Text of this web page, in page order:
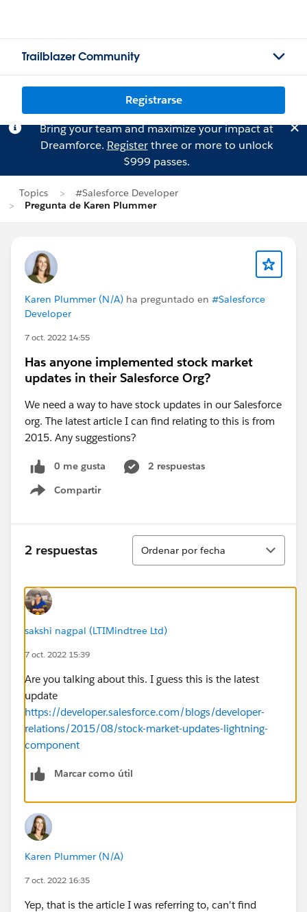
Trailblazer Community
Registrarse
Bring your team and maximize your impact at
Dreamforce. Registerthree or more to unlock
$999 passes.
Topics
#Salesforce Developer
Pregunta de Karen Plummer
Karen Plummer (N/A) ha preguntado en #Salesforce
Developer
7 oct. 2022 14:55
Has anyone implemented stock market
updates in their Salesforce Org?
We need a way to have stock updates in our Salesforce
org. The latest article I can find relating to this is from
2015. Any suggestions?
0 me gusta
2 respuestas
Compartir
Show menu
2 respuestas
Ordenar
Ordenar por fecha
sakshi nagpal (LTIMindtree Ltd)
7 oct. 2022 15:39
Are you talking about this. I guess this is the latest
update
https://developer.salesforce.com/blogs/developer-
relations/2015/08/stock-market-updates-lightning-
component
Marcar como útil
Karen Plummer (N/A)
7 oct. 2022 16:35
Yep, that is the article I was referring to, can't find